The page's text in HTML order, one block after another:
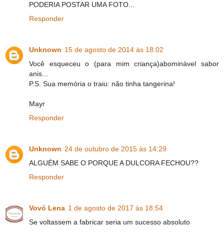
PODERIA POSTAR UMA FOTO...
Responder
Unknown 15 de agosto de 2014 às 18:02
Você esqueceu o (para mim criança)abominável sabor
anis...
P.S. Sua memória o traiu: não tinha tangerina!
Mayr
Responder
Unknown 24 de outubro de 2015 às 14:29
ALGUÉM SABE O PORQUE A DULCORA FECHOU??
Responder
Vovó Lena 1 de agosto de 2017 às 18:54
Se voltassem a fabricar seria um sucesso absoluto